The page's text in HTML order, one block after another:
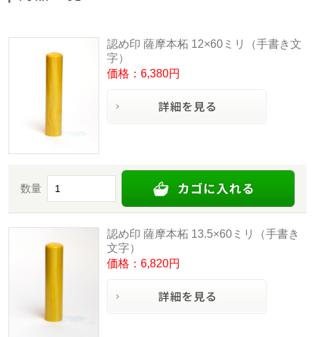
認め印 薩摩本柘 12×60ミリ（手書き文
字）
価格：6,380円
数量
認め印 薩摩本柘 13.5×60ミリ（手書き
文字）
価格：6,820円